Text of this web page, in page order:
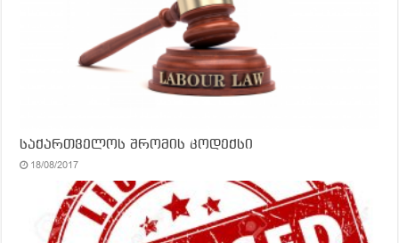
საქართველოს შრომის კოდექსი
18/08/2017